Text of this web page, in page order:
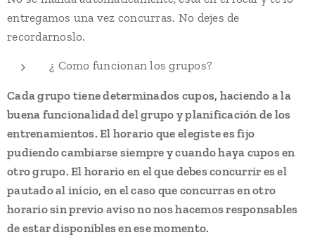
entregamos una vez concurras. No dejes de
recordarnoslo.
¿ Como funcionan los grupos?
Cada grupo tiene determinados cupos, haciendo a la
buena funcionalidad del grupo y planificación de los
entrenamientos. El horario que elegiste esfijo
pudiendo cambiarse siempre y cuando haya cupos en
otro grupo. El horario en el que debes concurrir es el
pautado al inicio, en el caso que concurras en otro
horario sin previo aviso no nos hacemos responsables
de estar disponibles en ese momento.